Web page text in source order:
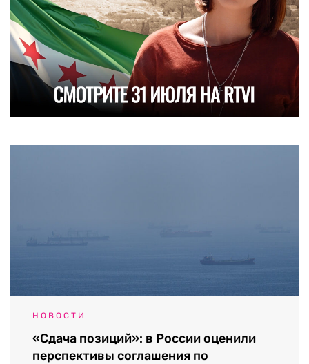
НОВОСТИ
«Сдача позиций»: в России оценили
перспективы соглашения по